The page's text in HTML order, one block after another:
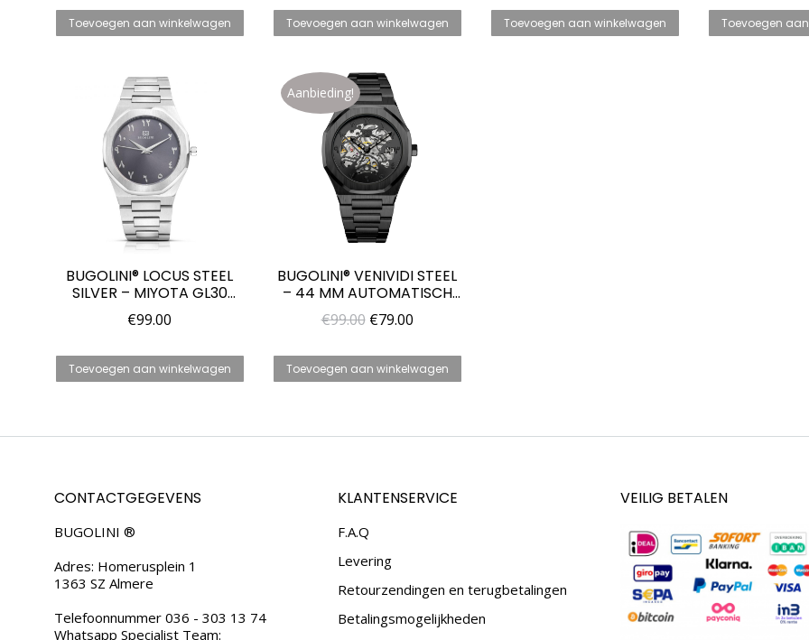
Toevoegen aan winkelwagen Toevoegen aan winkelwagen
was:
is:
Toevoegen aan winkelwagen Toevoegen
BUGOLINI® LOCUS STEEL
SILVER – MIYOTA GL30
QUARTZHORLOGE VOOR
HEREN
€99.00
Toevoegen aan winkelwagen
Aanbieding!
BUGOLINI® VENIVIDI STEEL
– 44 MM AUTOMATISCH
LUXE STALEN HORLOGE –
MIDNIGHT BLACK VOOR
€99.00 Oorspronkelijke
was:
€79.00Huidige
is:
Toevoegen aan winkelwagen
CONTACTGEGEVENS
BUGOLINI ®
Adres: Homerusplein 1
1363 SZ Almere
Telefoonnummer 036 - 303 13 74
Whatsapp Specialist Team:
KLANTENSERVICE
F.A.Q
Levering
Retourzendingen en terugbetalingen
Betalingsmogelijkheden
VEILIG BETALEN